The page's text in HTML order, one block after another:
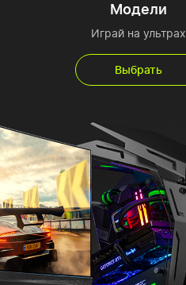
Модели
Играй на ультрах
Выбрать